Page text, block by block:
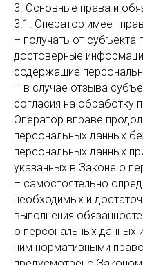
3. Основные права и
3.1. Оператор имеет
– получать от субъекта
достоверные
содержащие
– в случае отзыва
согласия на обработку
Оператор вправе
персональных данных
персональных данных
указанных в Законе о
– самостоятельно
необходимых и
выполнения
о персональных данных
ним нормативными